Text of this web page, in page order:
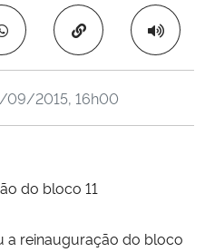
e Comunicações
Copiar para área
09/2015, 16h00
a reinauguração do bloco